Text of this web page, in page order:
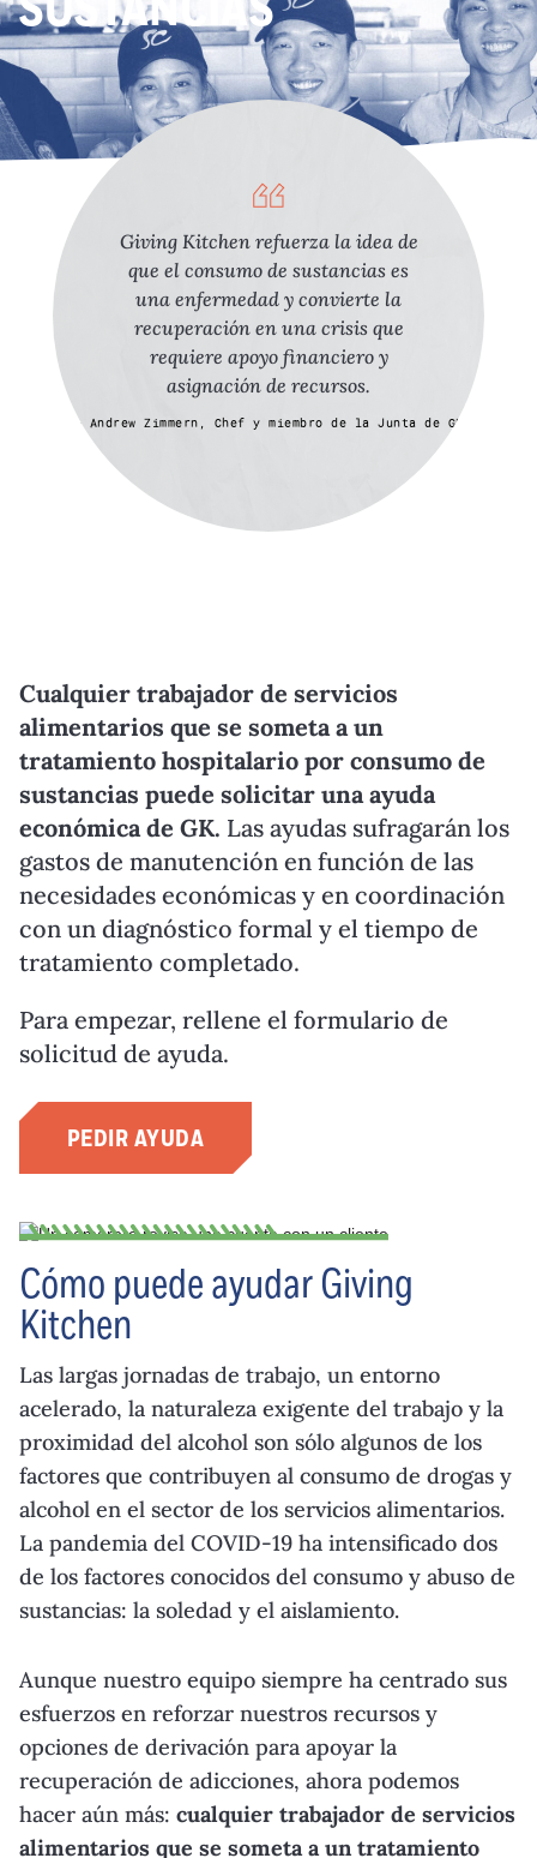
“
Giving Kitchen refuerza la idea de
que el consumo de sustancias es
una enfermedad y convierte la
recuperación en una crisis que
requiere apoyo financiero y
asignación de recursos.
– Andrew Zimmern, Chef y miembro de la Junta de GK
Cualquier trabajador de servicios
alimentarios que se someta a un
tratamiento hospitalario por consumo de
sustancias puede solicitar una ayuda
económica de GK. Las ayudas sufragarán los
gastos de manutención en función de las
necesidades económicas y en coordinación
con un diagnóstico formal y el tiempo de
tratamiento completado.
Para empezar, rellene el formulario de
solicitud de ayuda.
PEDIR AYUDA
Cómo puede ayudar Giving
Kitchen
Las largas jornadas de trabajo, un entorno
acelerado, la naturaleza exigente del trabajo y la
proximidad del alcohol son sólo algunos de los
factores que contribuyen al consumo de drogas y
alcohol en el sector de los servicios alimentarios.
La pandemia del COVID-19 ha intensificado dos
de los factores conocidos del consumo y abuso de
sustancias: la soledad y el aislamiento.
Aunque nuestro equipo siempre ha centrado sus
esfuerzos en reforzar nuestros recursos y
opciones de derivación para apoyar la
recuperación de adicciones, ahora podemos
hacer aún más: cualquier trabajador de servicios
alimentarios que se someta a un tratamiento